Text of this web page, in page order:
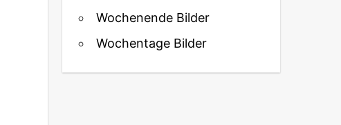
Wochenende Bilder
Wochentage Bilder